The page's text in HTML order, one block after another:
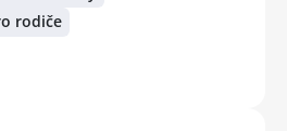
rodiče